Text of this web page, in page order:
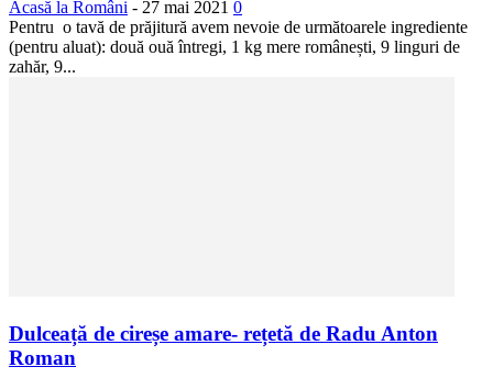
Acasă la Români - 27 mai 2021 0
Pentru o tavă de prăjitură avem nevoie de următoarele ingrediente
(pentru aluat): două ouă întregi, 1 kg mere românești, 9 linguri de
zahăr, 9...
Dulceață de cireșe amare- rețetă de Radu Anton
Roman